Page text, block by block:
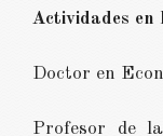
Actividades
Doctor en
Profesor de